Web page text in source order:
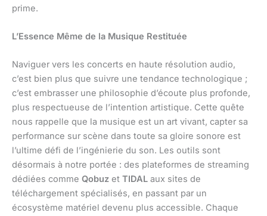
prime.
L’Essence Même de la Musique Restituée
Naviguer vers les concerts en haute résolution audio,
c’est bien plus que suivre une tendance technologique ;
c’est embrasser une philosophie d’écoute plus profonde,
plus respectueuse de l’intention artistique. Cette quête
nous rappelle que la musique est un art vivant, capter sa
performance sur scène dans toute sa gloire sonore est
l’ultime défi de l’ingénierie du son. Les outils sont
désormais à notre portée : des plateformes de streaming
dédiées comme Qobuz et TIDAL aux sites de
téléchargement spécialisés, en passant par un
écosystème matériel devenu plus accessible. Chaque